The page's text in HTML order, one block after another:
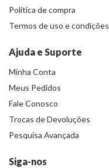
Política de compra
Termos de uso e condições
Ajuda e Suporte
Minha Conta
Meus Pedidos
Fale Conosco
Trocas de Devoluções
Pesquisa Avançada
Siga-nos